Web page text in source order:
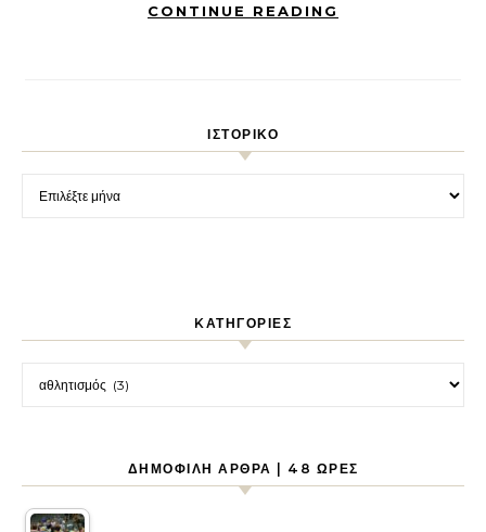
CONTINUE READING
ΙΣΤΟΡΙΚΌ
KΑΤΗΓΟΡΊΕΣ
ΔΗΜΟΦΙΛΉ ΆΡΘΡΑ | 48 ΏΡΕΣ